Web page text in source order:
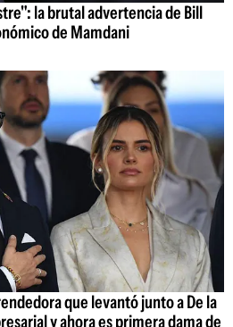
la brutal advertencia de Bill
de Mamdani
que levantó junto a De la
y ahora es primera dama de